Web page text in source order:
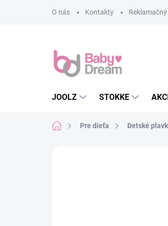
O nás
Kontakty
JOOLZ STOKKE
DomovPre dieťa Detské